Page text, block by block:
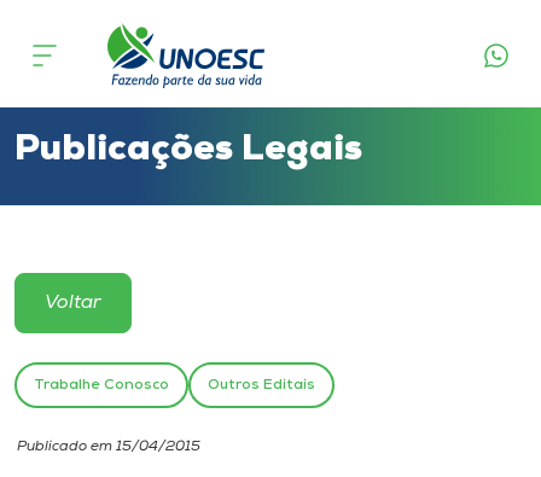
Cursos
Atendimento ao Estudante
Portal de Ensino
Unoesc
Publicações Legais
Voltar
Trabalhe Conosco Outros Editais
Publicado em 15/04/2015